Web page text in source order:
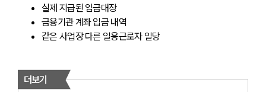
실제 지급된 임금대장
금융기관 계좌 입금 내역
같은 사업장 다른 일용근로자 일당
더보기